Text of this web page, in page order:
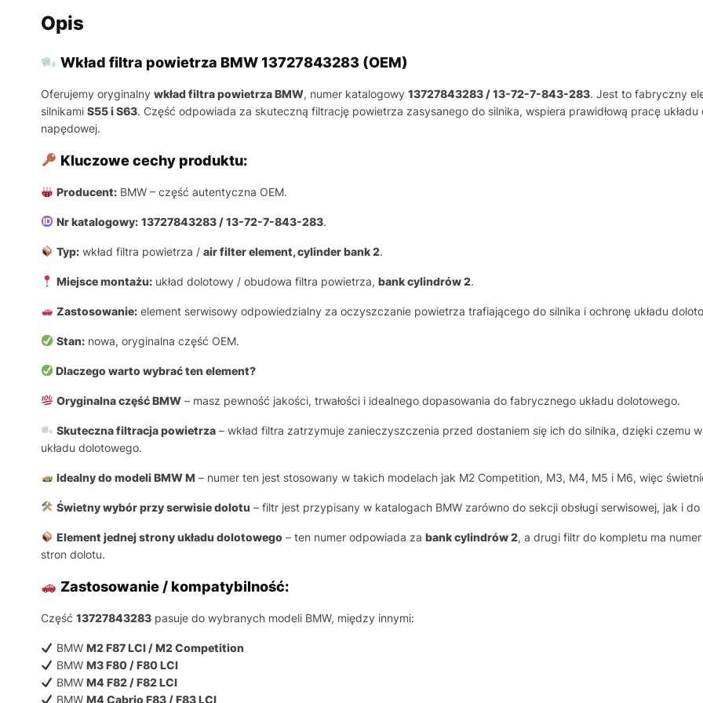
Opis
Wkład filtra powietrza BMW 13727843283 (OEM)
Oferujemy oryginalny wkład filtra powietrza BMW, numer katalogowy 13727843283 / 13-72-7-843-283. Jest to fabryczny
silnikami S55 i S63. Część odpowiada za skuteczną filtrację powietrza zasysanego do silnika, wspiera prawidłową pracę
napędowej.
Kluczowe cechy produktu:
Producent:BMW – część autentyczna OEM.
Nr katalogowy: 13727843283 / 13-72-7-843-283.
Typ:wkład filtra powietrza / air filter element, cylinder bank 2.
Miejsce montażu:układ dolotowy / obudowa filtra powietrza, bank cylindrów 2.
Zastosowanie:element serwisowy odpowiedzialny za oczyszczanie powietrza trafiającego do silnika i ochronę układu
Stan:nowa, oryginalna część OEM.
Dlaczego warto wybrać ten element?
Oryginalna część BMW– masz pewność jakości, trwałości i idealnego dopasowania do fabrycznego układu dolotowego.
Skuteczna filtracja powietrza– wkład filtra zatrzymuje zanieczyszczenia przed dostaniem się ich do silnika, dzięki czemu
układu dolotowego.
Idealny do modeli BMW M– numer ten jest stosowany w takich modelach jak M2 Competition, M3, M4, M5 i M6, więc
Świetny wybór przy serwisie dolotu– filtr jest przypisany w katalogach BMW zarówno do sekcji obsługi serwisowej, jak i
Element jednej strony układu dolotowego– ten numer odpowiada za bank cylindrów 2, a drugi filtr do kompletu ma
stron dolotu.
Zastosowanie / kompatybilność:
Część 13727843283 pasuje do wybranych modeli BMW, między innymi:
BMW M2 F87 LCI / M2 Competition
BMW M3 F80 / F80 LCI
BMW M4 F82 / F82 LCI
BMW M4 Cabrio F83 / F83 LCI